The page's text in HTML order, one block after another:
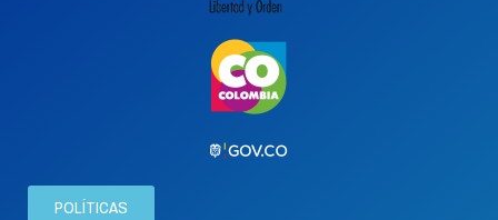
POLÍTICAS